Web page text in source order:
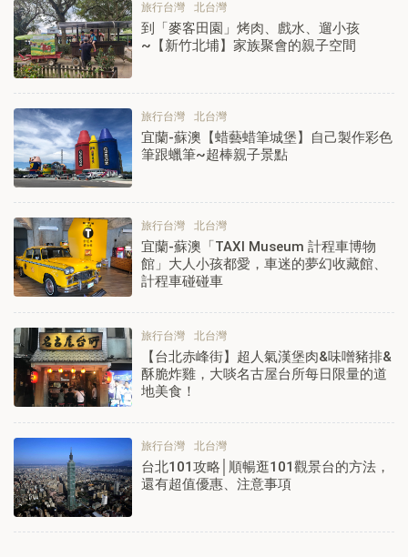
旅行台灣 北台灣
到「麥客田園」烤肉、戲水、遛小孩
~【新竹北埔】家族聚會的親子空間
旅行台灣 北台灣
宜蘭-蘇澳【蜡藝蜡筆城堡】自己製作彩色
筆跟蠟筆~超棒親子景點
旅行台灣 北台灣
宜蘭-蘇澳「TAXI Museum 計程車博物
館」大人小孩都愛，車迷的夢幻收藏館、
計程車碰碰車
旅行台灣 北台灣
【台北赤峰街】超人氣漢堡肉&味噌豬排&
酥脆炸雞，大啖名古屋台所每日限量的道
地美食！
旅行台灣 北台灣
台北101攻略│順暢逛101觀景台的方法，
還有超值優惠、注意事項